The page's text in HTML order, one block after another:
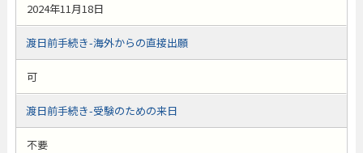
2024年11月18日
渡日前手続き-海外からの直接出願
可
渡日前手続き-受験のための来日
不要